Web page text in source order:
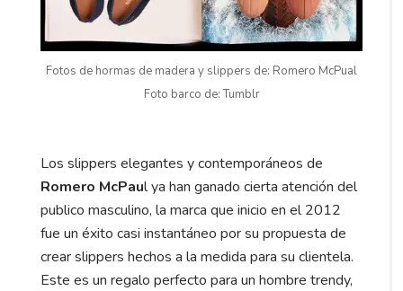
Fotos de hormas de madera y slippers de: Romero McPual
Foto barco de: Tumblr
Los slippers elegantes y contemporáneos de
Romero McPaul ya han ganado cierta atención del
publico masculino, la marca que inicio en el 2012
fue un éxito casi instantáneo por su propuesta de
crear slippers hechos a la medida para su clientela.
Este es un regalo perfecto para un hombre trendy,